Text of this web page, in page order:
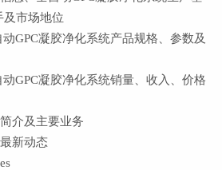
及市场地位
凝胶净化系统产品规格、参数及
GPC凝胶净化系统销量、收入、价格
介及主要业务
新动态